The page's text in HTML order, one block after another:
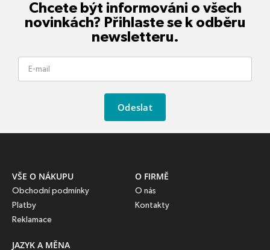
Chcete být informováni o všech
novinkách? Přihlaste se k odběru
newsletteru.
Odeslat
VŠE O NÁKUPU
Obchodní podmínky
Platby
Reklamace
O FIRMĚ
O nás
Kontakty
JAZYK A MĚNA